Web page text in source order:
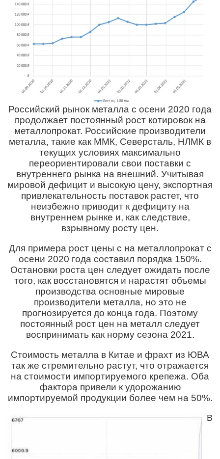
Российский рынок металла с осени 2020 года
продолжает постоянный рост котировок на
металлопрокат. Российские производители
металла, такие как ММК, Северсталь, НЛМК в
текущих условиях максимально
переориентировали свои поставки с
внутреннего рынка на внешний. Учитывая
мировой дефицит и высокую цену, экспортная
привлекательность поставок растет, что
неизбежно приводит к дефициту на
внутреннем рынке и, как следствие,
взрывному росту цен.
Для примера рост цены с на металлопрокат с
осени 2020 года составил порядка 150%.
Остановки роста цен следует ожидать после
того, как восстановятся и нарастят объемы
производства основные мировые
производители металла, но это не
прогнозируется до конца года. Поэтому
постоянный рост цен на металл следует
воспринимать как норму сезона 2021.
Стоимость металла в Китае и фрахт из ЮВА
так же стремительно растут, что отражается
на стоимости импортируемого крепежа. Оба
фактора привели к удорожанию
импортируемой продукции более чем на 50%.
В